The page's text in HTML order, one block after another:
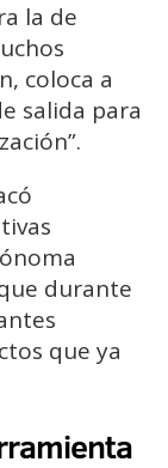
la de
coloca a
salida para
durante
que ya